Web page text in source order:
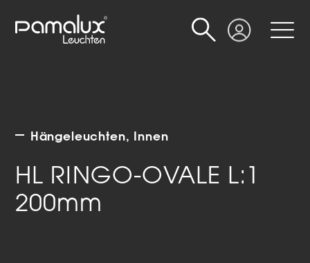
Login
Suche
Hängeleuchten Innen
HL RINGO-OVALE L:1
200mm